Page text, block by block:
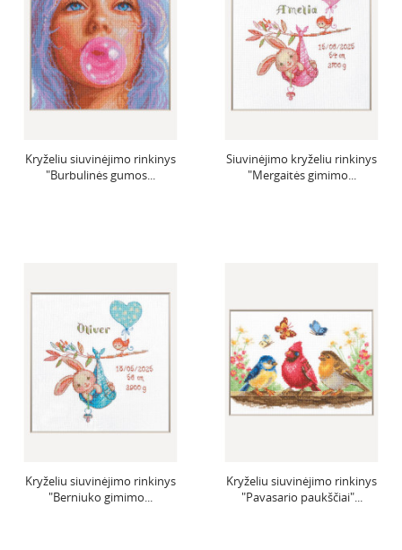
Kryželiu siuvinėjimo rinkinys
"Burbulinės gumos...
Siuvinėjimo kryželiu rinkinys
"Mergaitės gimimo...
Kryželiu siuvinėjimo rinkinys
"Berniuko gimimo...
Kryželiu siuvinėjimo rinkinys
"Pavasario paukščiai"...